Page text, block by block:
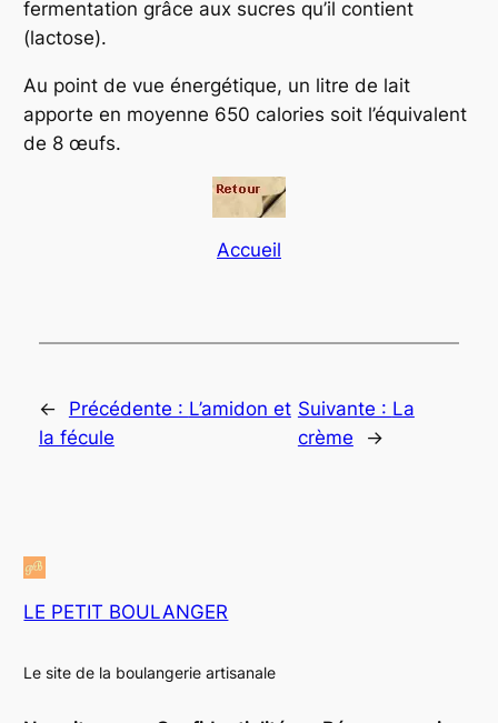
fermentation grâce aux sucres qu’il contient
(lactose).
Au point de vue énergétique, un litre de lait
apporte en moyenne 650 calories soit l’équivalent
de 8 œufs.
Accueil
← Précédente : L’amidon et
la fécule
Suivante : La
crème
→
LE PETIT BOULANGER
Le site de la boulangerie artisanale